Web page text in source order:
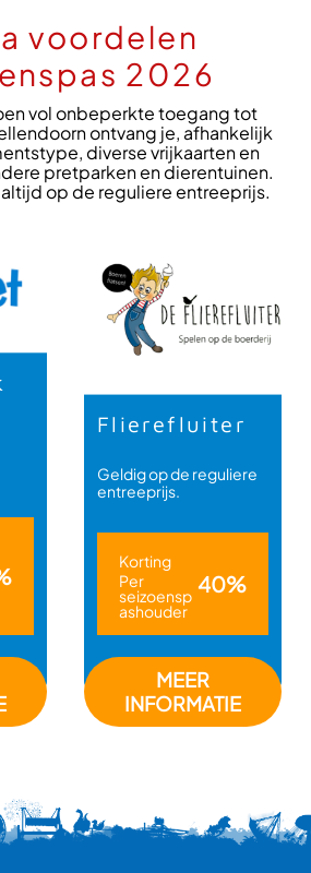
voordelen
2026
vol onbeperkte toegang tot
ontvang je, afhankelijk
diverse vrijkaarten en
pretparken en dierentuinen.
op de reguliere entreeprijs.
Flierefluiter
Geldig op de reguliere
40%
MEER
INFORMATIE
Geldig op